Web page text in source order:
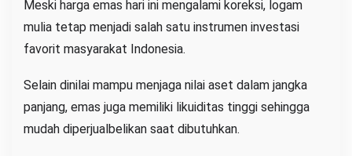
Meski harga emas hari ini mengalami koreksi, logam
mulia tetap menjadi salah satu instrumen investasi
favorit masyarakat Indonesia.
Selain dinilai mampu menjaga nilai aset dalam jangka
panjang, emas juga memiliki likuiditas tinggi sehingga
mudah diperjualbelikan saat dibutuhkan.